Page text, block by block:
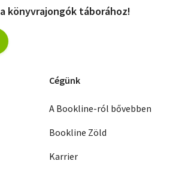
könyvrajongók táborához!
Cégünk
A Bookline-ról bővebben
Bookline Zöld
Karrier